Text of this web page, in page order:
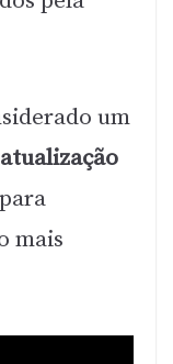
um
para
mais